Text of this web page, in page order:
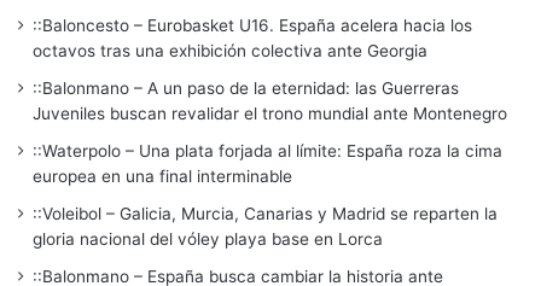
::Baloncesto – Eurobasket U16. España acelera hacia los
octavos tras una exhibición colectiva ante Georgia
::Balonmano – A un paso de la eternidad: las Guerreras
Juveniles buscan revalidar el trono mundial ante Montenegro
::Waterpolo – Una plata forjada al límite: España roza la cima
europea en una final interminable
::Voleibol – Galicia, Murcia, Canarias y Madrid se reparten la
gloria nacional del vóley playa base en Lorca
::Balonmano – España busca cambiar la historia ante